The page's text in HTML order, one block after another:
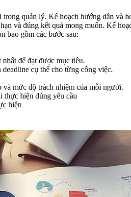
quản lý. Kế hoạch hướng dẫn
và đúng kết quả mong muốn. Kế
bao gồm các bước sau:
để đạt được mục tiêu.
cụ thể cho từng công việc.
mức độ trách nhiệm của mỗi người.
thực hiện đúng yêu cầu
hiện